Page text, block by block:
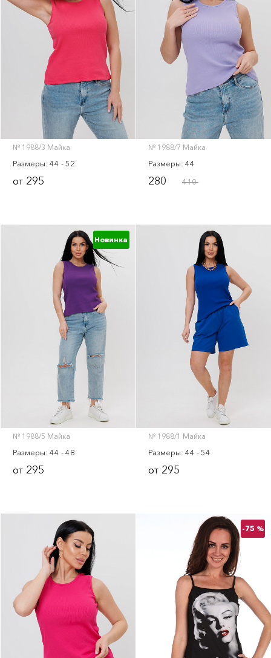
№ 1988/3 Майка
Размеры: 44 - 52
от295
№ 1988/7 Майка
Размеры: 44
280 410
Новинка
№ 1988/5 Майка
Размеры: 44 - 48
от295
№ 1988/1 Майка
Размеры: 44 - 54
от295
-75 %